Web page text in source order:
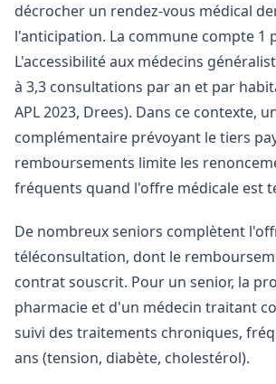
décrocher un rendez-vous médical
l'anticipation. La commune compte 1
L'accessibilité aux médecins
à 3,3 consultations par an et par
APL 2023, Drees). Dans ce contexte,
complémentaire prévoyant le tiers
remboursements limite les
fréquents quand l'offre médicale est
De nombreux seniors complètent
téléconsultation, dont le
contrat souscrit. Pour un senior, la
pharmacie et d'un médecin traitant
suivi des traitements chroniques,
ans (tension, diabète, cholestérol).